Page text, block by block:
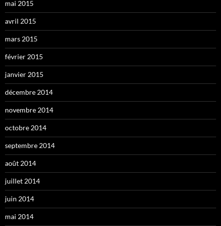
mai 2015
avril 2015
mars 2015
février 2015
janvier 2015
décembre 2014
novembre 2014
octobre 2014
septembre 2014
août 2014
juillet 2014
juin 2014
mai 2014